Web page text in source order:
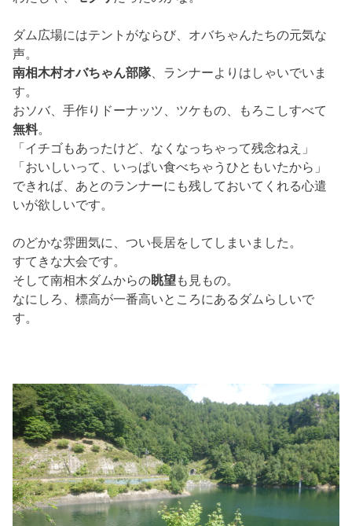
ダム広場にはテントがならび、オバちゃんたちの元気な
声。
南相木村オバちゃん部隊、ランナーよりはしゃいでいま
す。
おソバ、手作りドーナッツ、ツケもの、もろこしすべて
無料。
「イチゴもあったけど、なくなっちゃって残念ねえ」
「おいしいって、いっぱい食べちゃうひともいたから」
できれば、あとのランナーにも残しておいてくれる心遣
いが欲しいです。
のどかな雰囲気に、つい長居をしてしまいました。
すてきな大会です。
そして南相木ダムからの眺望も見もの。
なにしろ、標高が一番高いところにあるダムらしいで
す。